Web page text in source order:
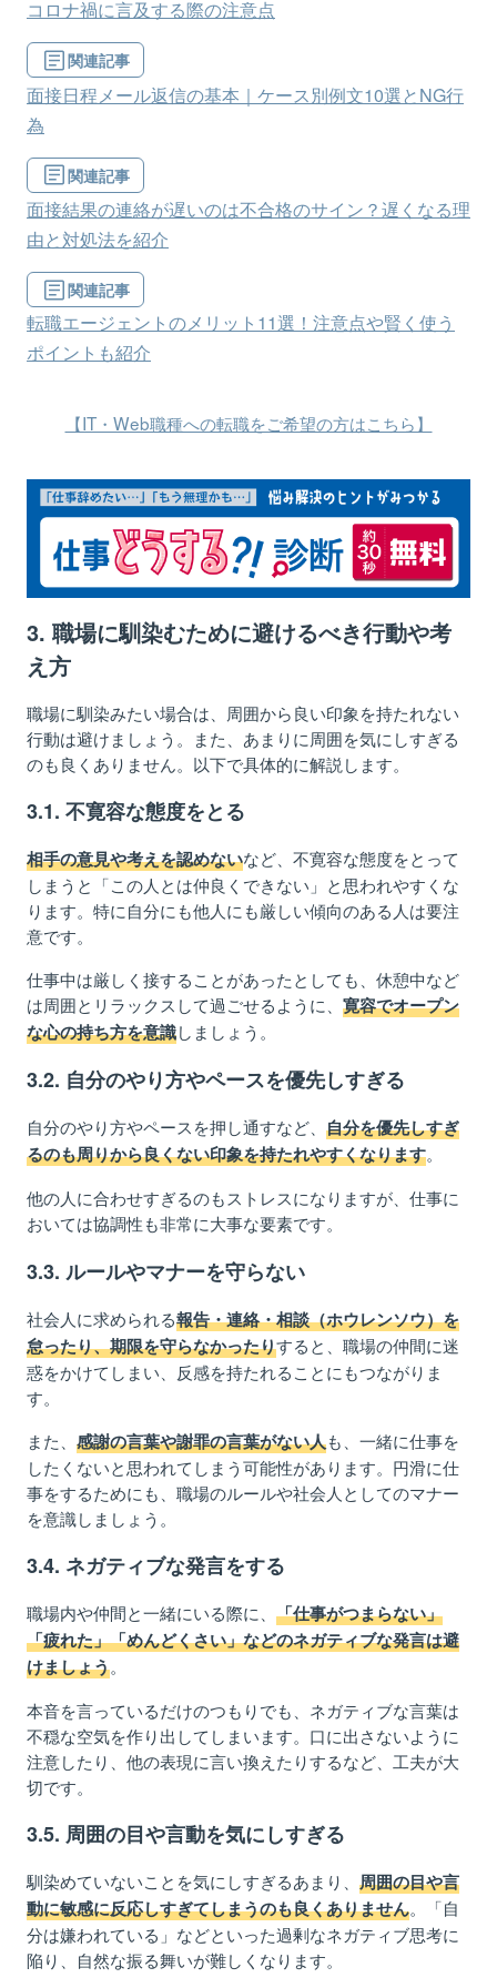
コロナ禍に言及する際の注意点
関連記事
面接日程メール返信の基本｜ケース別例文10選とNG行
為
関連記事
面接結果の連絡が遅いのは不合格のサイン？遅くなる理
由と対処法を紹介
関連記事
転職エージェントのメリット11選！注意点や賢く使う
ポイントも紹介
【IT・Web職種への転職をご希望の方はこちら】
3. 職場に馴染むために避けるべき行動や考
え方
職場に馴染みたい場合は 、周囲から良い印象を持たれない
行動は避けましょう 。また、あまりに周囲を気にしすぎる
のも良く ありません。以下で具体的に解説します。
3.1. 不寛容な態度をとる
相手の意見や考えを認めないなど 、不寛容な態度をとって
しまう と「この人とは仲良くできない」と思われやすくな
ります。特に自分に も他人にも厳しい傾向のある人は要注
意です。
仕事中は厳しく接することがあったとしても、休憩中など
は周囲とリラックスして過ごせるように、 寛容でオープン
な心の持ち方を意識しましょう。
3.2. 自分のやり方やペースを優先しすぎる
自分のやり方やペースを押し通すなど、 自分を優先しすぎ
るのも周りから良くない印象を持たれやすくなります。
他の人に合わせすぎるのもストレスになりますが、仕事に
おいては協調性も非常に大事な要素です。
3.3. ルールやマナーを守らない
社会人に求められる報告・連絡・相談（ホウレンソウ）を
怠ったり、期限を守らなかったりすると、職場の仲間に迷
惑をかけてしまい、反感を持たれることにもつながりま
す。
また、 感謝の言葉や謝罪の言葉がない人も、一緒に仕事を
したくないと思われてしまう可能性があります。円滑に仕
事をするためにも、職場のルールや社会人としてのマナー
を意識しましょう。
3.4. ネガティブな発言をする
職場内や仲間と一緒にいる際に、 「仕事がつまらない」
「疲れた」「めんどくさい」などのネガティブな発言は避
けましょう。
本音を言っているだけのつもりでも、ネガティブな言葉は
不穏な空気を作り出してしまいます。口に出さないよう に
注意したり、他の表現に言い換えたりするなど、工夫が大
切です。
3.5. 周囲の目や言動を気にしすぎる
馴染めていないこと を気に しすぎるあまり、 周囲の目や言
動に敏感に反応しすぎてしまうのも良くありません。
「自
分は嫌われている」などといった過剰なネガティブ思考に
陥り 、自然な振る舞いが難しくなり ます。